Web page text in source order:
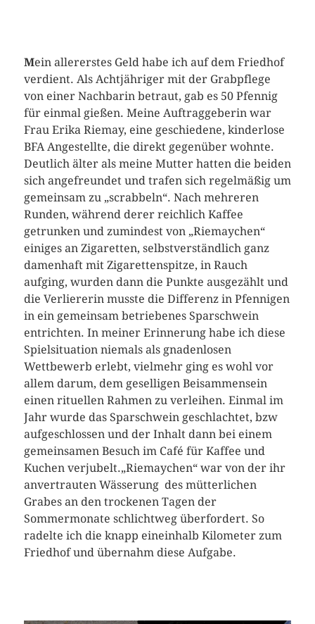
Mein allererstes Geld habe ich auf dem Friedhof
verdient. Als Achtjähriger mit der Grabpflege
von einer Nachbarin betraut, gab es 50 Pfennig
für einmal gießen. Meine Auftraggeberin war
Frau Erika Riemay, eine geschiedene, kinderlose
BFA Angestellte, die direkt gegenüber wohnte.
Deutlich älter als meine Mutter hatten die beiden
sich angefreundet und trafen sich regelmäßig um
gemeinsam zu „scrabbeln“. Nach mehreren
Runden, während derer reichlich Kaffee
getrunken und zumindest von „Riemaychen“
einiges an Zigaretten, selbstverständlich ganz
damenhaft mit Zigarettenspitze, in Rauch
aufging, wurden dann die Punkte ausgezählt und
die Verliererin musste die Differenz in Pfennigen
in ein gemeinsam betriebenes Sparschwein
entrichten. In meiner Erinnerung habe ich diese
Spielsituation niemals als gnadenlosen
Wettbewerb erlebt, vielmehr ging es wohl vor
allem darum, dem geselligen Beisammensein
einen rituellen Rahmen zu verleihen. Einmal im
Jahr wurde das Sparschwein geschlachtet, bzw
aufgeschlossen und der Inhalt dann bei einem
gemeinsamen Besuch im Café für Kaffee und
Kuchen verjubelt.„Riemaychen“ war von der ihr
anvertrauten Wässerung des mütterlichen
Grabes an den trockenen Tagen der
Sommermonate schlichtweg überfordert. So
radelte ich die knapp eineinhalb Kilometer zum
Friedhof und übernahm diese Aufgabe.